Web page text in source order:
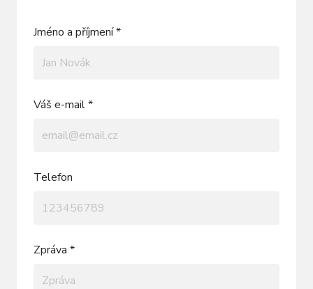
Jméno a příjmení *
Váš e-mail *
Telefon
Zpráva *